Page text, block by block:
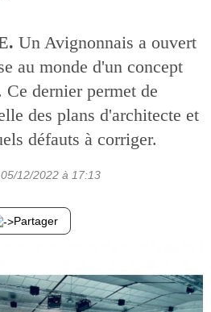
Un Avignonnais a ouvert
au monde d'un concept
dernier permet de
des plans d'architecte et
défauts à corriger.
05/12/2022 à 17:13
Partager